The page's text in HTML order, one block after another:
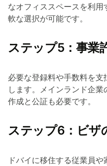
なオフィススペースを利
軟な選択が可能です。
ステップ5：事業
必要な登録料や手数料を
します。メインランド企
作成と公証も必要です。
ステップ6：ビザ
ドバイに移住する従業員や